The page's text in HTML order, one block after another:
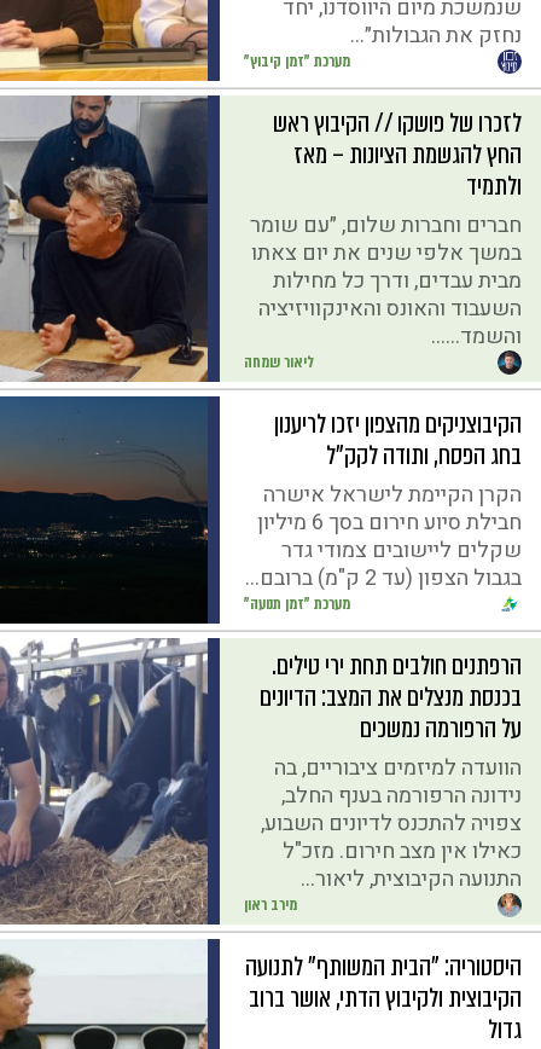
מערכת "זמן קיבוץ"
שנמשכת מיום היווסדנו, יחד
נחזק את הגבולות״...
ליאור שמחה
לזכרו של פושקו // הקיבוץ ראש
החץ להגשמת הציונות – מאז
ולתמיד
חברים וחברות שלום, ״עם שומר
במשך אלפי שנים את יום צאתו
מבית עבדים, ודרך כל מחילות
השעבוד והאונס והאינקוויזיציה
והשמד…...
מערכת "זמן תנועה"
הקיבוצניקים מהצפון יזכו לריענון
בחג הפסח, ותודה לקק"ל
הקרן הקיימת לישראל אישרה
חבילת סיוע חירום בסך 6 מיליון
שקלים ליישובים צמודי גדר
בגבול הצפון (עד 2 ק"מ) ברובם...
מירב ראון
הרפתנים חולבים תחת ירי טילים.
בכנסת מנצלים את המצב: הדיונים
על הרפורמה נמשכים
הוועדה למיזמים ציבוריים, בה
נידונה הרפורמה בענף החלב,
צפויה להתכנס לדיונים השבוע,
כאילו אין מצב חירום. מזכ"ל
התנועה הקיבוצית, ליאור...
היסטוריה: "הבית המשותף" לתנועה
הקיבוצית ולקיבוץ הדתי, אושר ברוב
גדול